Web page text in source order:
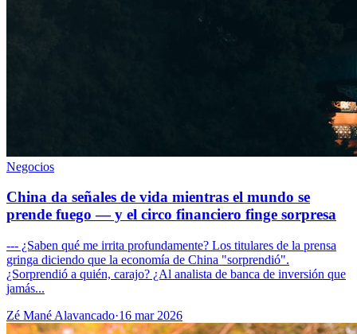
Negocios
China da señales de vida mientras el mundo se
prende fuego — y el circo financiero finge sorpresa
--- ¿Saben qué me irrita profundamente? Los titulares de la prensa
gringa diciendo que la economía de China "sorprendió".
¿Sorprendió a quién, carajo? ¿Al analista de banca de inversión que
jamás...
Zé Mané Alavancado·16 mar 2026